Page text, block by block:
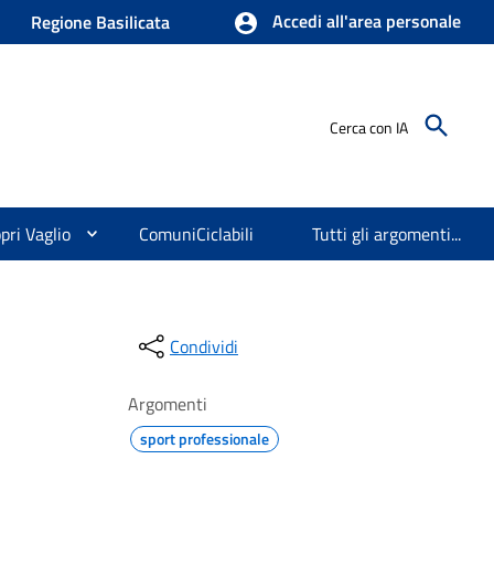
Regione Basilicata Accedi all'area personale
Cerca con IA
Vaglio ComuniCiclabili Tutti gli argomenti...
Condividi
Argomenti
sport professionale